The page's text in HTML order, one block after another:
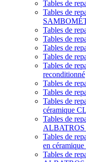
Tables de
Tables de
Tables de
Tables de
Tables de
Tables de
Tables de
reconditionné
Tables de
Tables de
Tables de
céramique
Tables de
ALBATROS
Tables de
en
Tables de